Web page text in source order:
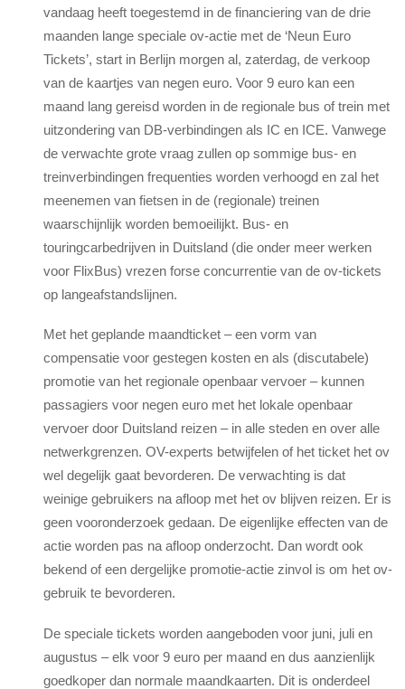
vandaag heeft toegestemd in de financiering van de drie
maanden lange speciale ov-actie met de ‘Neun Euro
Tickets’, start in Berlijn morgen al, zaterdag, de verkoop
van de kaartjes van negen euro. Voor 9 euro kan een
maand lang gereisd worden in de regionale bus of trein met
uitzondering van DB-verbindingen als IC en ICE. Vanwege
de verwachte grote vraag zullen op sommige bus- en
treinverbindingen frequenties worden verhoogd en zal het
meenemen van fietsen in de (regionale) treinen
waarschijnlijk worden bemoeilijkt. Bus- en
touringcarbedrijven in Duitsland (die onder meer werken
voor FlixBus) vrezen forse concurrentie van de ov-tickets
op langeafstandslijnen.
Met het geplande maandticket – een vorm van
compensatie voor gestegen kosten en als (discutabele)
promotie van het regionale openbaar vervoer – kunnen
passagiers voor negen euro met het lokale openbaar
vervoer door Duitsland reizen – in alle steden en over alle
netwerkgrenzen. OV-experts betwijfelen of het ticket het ov
wel degelijk gaat bevorderen. De verwachting is dat
weinige gebruikers na afloop met het ov blijven reizen. Er is
geen vooronderzoek gedaan. De eigenlijke effecten van de
actie worden pas na afloop onderzocht. Dan wordt ook
bekend of een dergelijke promotie-actie zinvol is om het ov-
gebruik te bevorderen.
De speciale tickets worden aangeboden voor juni, juli en
augustus – elk voor 9 euro per maand en dus aanzienlijk
goedkoper dan normale maandkaarten. Dit is onderdeel